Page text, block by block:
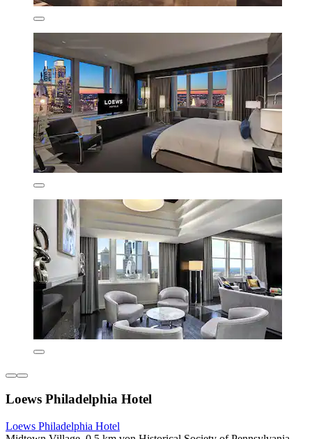
Loews Philadelphia Hotel
Loews Philadelphia Hotel